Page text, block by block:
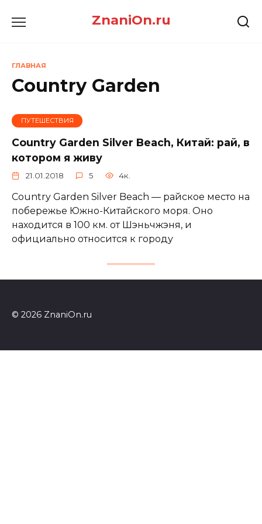
ZnaniOn.ru
ГЛАВНАЯ
Country Garden
ПУТЕШЕСТВИЯ
Country Garden Silver Beach, Китай: рай, в
котором я живу
21.01.2018 5 4к.
Country Garden Silver Beach — райское место на
побережье Южно-Китайского моря. Оно
находится в 100 км. от Шэньчжэня, и
официально относится к городу
© 2026 ZnaniOn.ru